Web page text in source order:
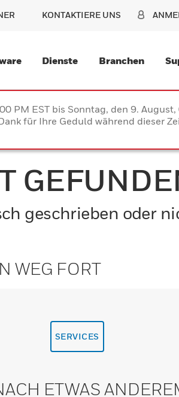
KONTAKTIERE UNS
Dienste Branchen
EST bis Sonntag, den 9.
für Ihre Geduld während dieser
geschrieben oder
WEG FORT
SERVICES
ETWAS